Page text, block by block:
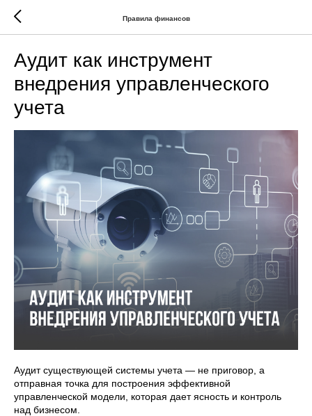
Правила финансов
Аудит как инструмент
внедрения управленческого
учета
Аудит существующей системы учета — не приговор, а
отправная точка для построения эффективной
управленческой модели, которая дает ясность и контроль
над бизнесом.